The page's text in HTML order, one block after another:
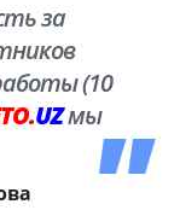
за
(10
UZмы